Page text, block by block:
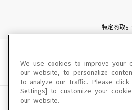
特定商取
このサイ
We use cookies to improve your
our website, to personalize
to analyze our traffic. Please click
Settings] to customize your
our website.